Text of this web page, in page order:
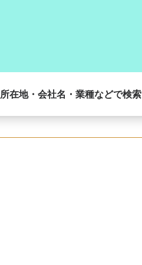
所在地・会社名・業種などで検索